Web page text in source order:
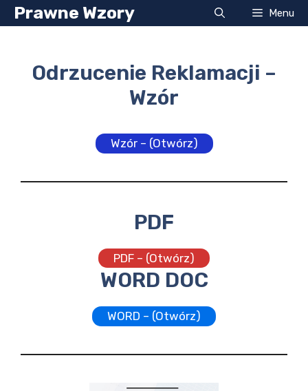
Przejdź
do
Prawne Wzory Menu
Odrzucenie Reklamacji –
Wzór
Wzór – (Otwórz)
PDF
PDF – (Otwórz)
WORD DOC
WORD – (Otwórz)